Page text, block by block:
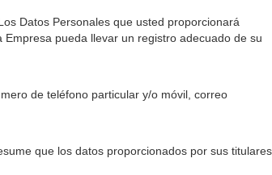
Datos Personales que usted proporcionará
pueda llevar un registro adecuado de su
de teléfono particular y/o móvil, correo
que los datos proporcionados por sus titulares